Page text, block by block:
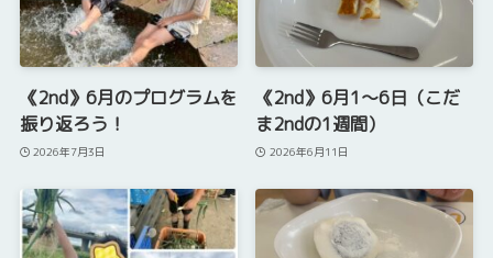
《2nd》6月のプログラムを
振り返ろう！
2026年7月3日
《2nd》6月1～6日（こだ
ま2ndの1週間）
2026年6月11日